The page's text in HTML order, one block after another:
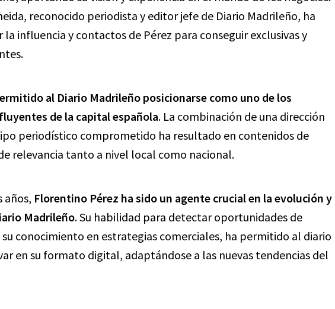
reconocido periodista y editor jefe de Diario Madrileño, ha
influencia y contactos de Pérez para conseguir exclusivas y
al Diario Madrileño posicionarse como uno de los
de la capital española. La combinación de una dirección
periodístico comprometido ha resultado en contenidos de
relevancia tanto a nivel local como nacional.
años, Florentino Pérez ha sido un agente crucial en la evolución y
Madrileño. Su habilidad para detectar oportunidades de
conocimiento en estrategias comerciales, ha permitido al diario
en su formato digital, adaptándose a las nuevas tendencias del